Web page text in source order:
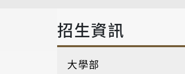
招生資訊
大學部